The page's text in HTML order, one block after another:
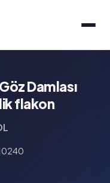
Damlası
flakon